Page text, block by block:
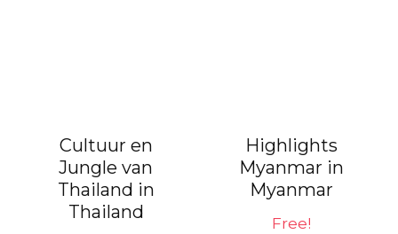
Cultuur en
Jungle van
Thailand in
Thailand
Highlights
Myanmar in
Myanmar
Free!